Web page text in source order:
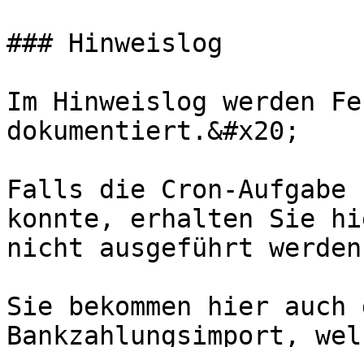
### Hinweislog
Im Hinweislog werden
dokumentiert.&#x20;
Falls die Cron-
konnte, erhalten Sie
nicht ausgeführt
Sie bekommen hier auch
Bankzahlungsimport,